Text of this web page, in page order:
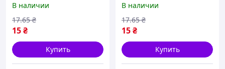
В наличии
15₴
17.65 ₴
Купить
В наличии
15₴
17.65 ₴
Купить